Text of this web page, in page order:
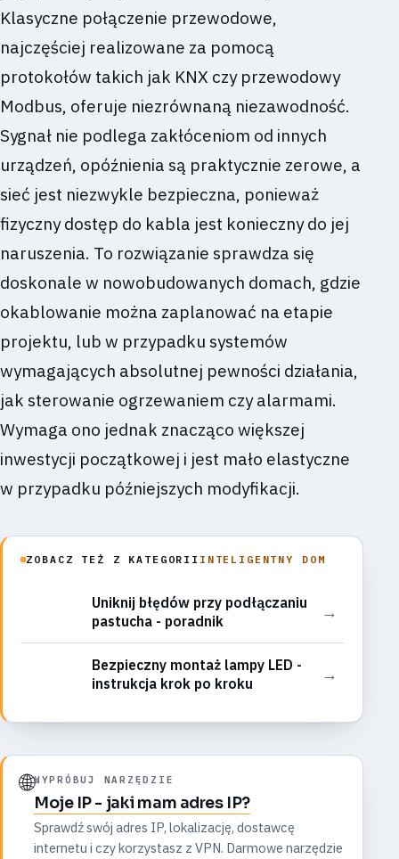
Klasyczne połączenie przewodowe,
najczęściej realizowane za pomocą
protokołów takich jak KNX czy przewodowy
Modbus, oferuje niezrównaną niezawodność.
Sygnał nie podlega zakłóceniom od innych
urządzeń, opóźnienia są praktycznie zerowe, a
sieć jest niezwykle bezpieczna, ponieważ
fizyczny dostęp do kabla jest konieczny do jej
naruszenia. To rozwiązanie sprawdza się
doskonale w nowobudowanych domach, gdzie
okablowanie można zaplanować na etapie
projektu, lub w przypadku systemów
wymagających absolutnej pewności działania,
jak sterowanie ogrzewaniem czy alarmami.
Wymaga ono jednak znacząco większej
inwestycji początkowej i jest mało elastyczne
w przypadku późniejszych modyfikacji.
ZOBACZ TEŻ Z KATEGORII INTELIGENTNY DOM
Uniknij błędów przy podłączaniu
pastucha - poradnik
→
Bezpieczny montaż lampy LED -
instrukcja krok po kroku
→
🌐WYPRÓBUJ NARZĘDZIE
Moje IP - jaki mam adres IP?
Sprawdź swój adres IP, lokalizację, dostawcę
internetu i czy korzystasz z VPN. Darmowe narzędzie